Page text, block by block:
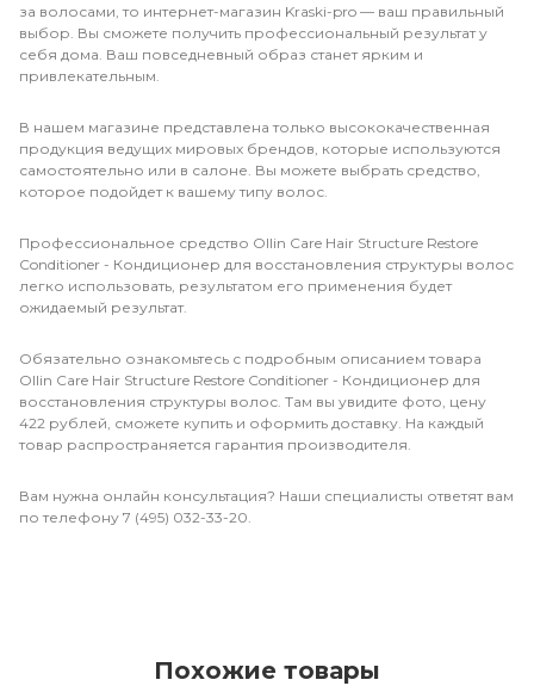
за волосами, то интернет-магазин Kraski-pro — ваш правильный
выбор. Вы сможете получить профессиональный результат у
себя дома. Ваш повседневный образ станет ярким и
привлекательным.
В нашем магазине представлена только высококачественная
продукция ведущих мировых брендов, которые используются
самостоятельно или в салоне. Вы можете выбрать средство,
которое подойдет к вашему типу волос.
Профессиональное средство Ollin Care Hair Structure Restore
Conditioner - Кондиционер для восстановления структуры волос
легко использовать, результатом его применения будет
ожидаемый результат.
Обязательно ознакомьтесь с подробным описанием товара
Ollin Care Hair Structure Restore Conditioner - Кондиционер для
восстановления структуры волос. Там вы увидите фото, цену
422 рублей, сможете купить и оформить доставку. На каждый
товар распространяется гарантия производителя.
Вам нужна онлайн консультация? Наши специалисты ответят вам
по телефону 7 (495) 032-33-20.
Похожие товары